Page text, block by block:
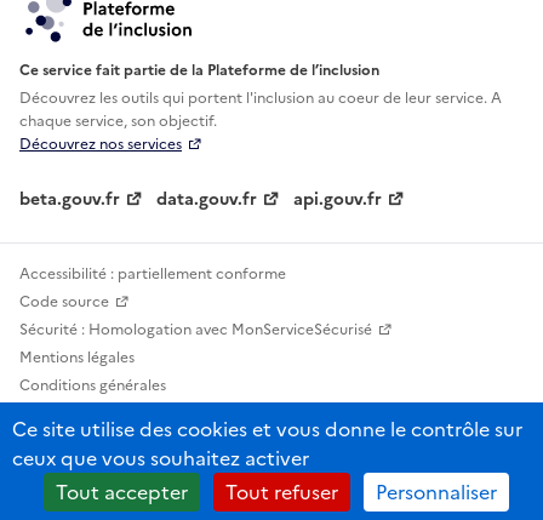
Ce service fait partie de la Plateforme de l’inclusion
Découvrez les outils qui portent l'inclusion aucoeur de leur service. A
chaque service, son objectif.
Découvrez nos services
beta.gouv.fr data.gouv.fr api.gouv.fr
Accessibilité : partiellement conforme
Code source
Sécurité : Homologation avec MonServiceSécurisé
Mentions légales
Conditions générales
Statistiques, lexiques et indicateurs
Sauf mention contraire, tous les contenus de ce site sont sous licence
etalab-2.0
Ce site utilise des cookies et vous donne le contrôle sur
ceux que vous souhaitez activer
Tout accepter
Tout refuser Personnaliser